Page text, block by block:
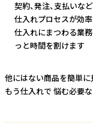
契約、発注、支払いなど
仕入れプロセスが効
仕入れにまつわる業
っと時間を割けます
他にはない商品を簡単に
もう仕入れで 悩む必要